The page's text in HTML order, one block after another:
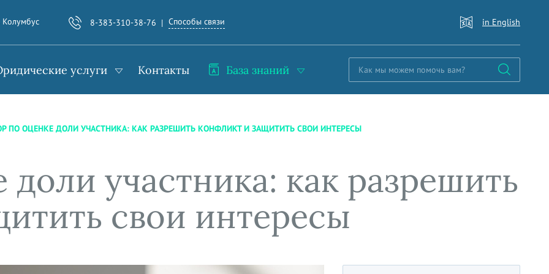
Колумбус 8-383-310-38-76 Способы связи in English
услуги Контакты База знаний
ПО ОЦЕНКЕ ДОЛИ УЧАСТНИКА: КАК РАЗРЕШИТЬ КОНФЛИКТ И ЗАЩИТИТЬ СВОИ ИНТЕРЕСЫ
участника: как разрешить
свои интересы